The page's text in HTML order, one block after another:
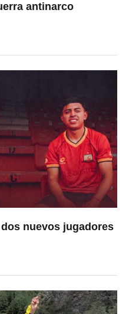
antinarco
nuevos jugadores